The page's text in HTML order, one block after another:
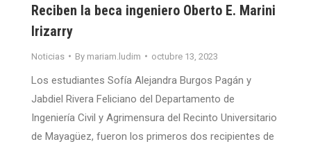
Reciben la beca ingeniero Oberto E. Marini
Irizarry
Noticias By mariam.ludim octubre 13, 2023
Los estudiantes Sofía Alejandra Burgos Pagán y
Jabdiel Rivera Feliciano del Departamento de
Ingeniería Civil y Agrimensura del Recinto Universitario
de Mayagüez, fueron los primeros dos recipientes de